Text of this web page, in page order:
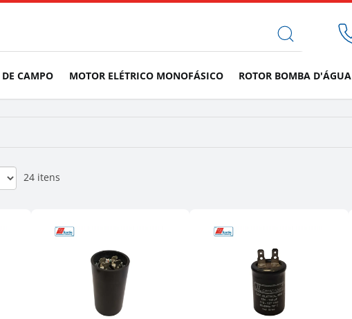
CAMPO MOTOR ELÉTRICO MONOFÁSICO ROTOR BOMBA D'ÁGUA
24 itens